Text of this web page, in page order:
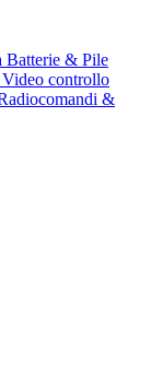
Batterie & Pile
controllo
&